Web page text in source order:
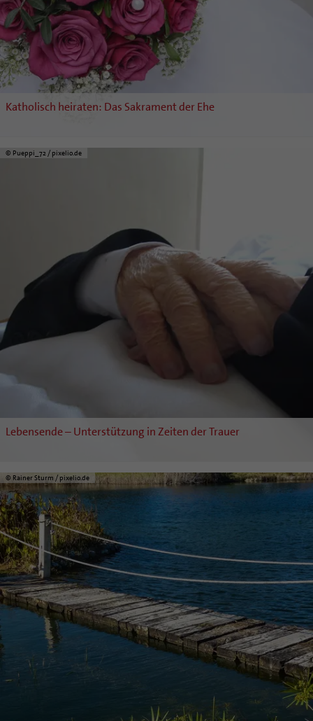
Katholisch heiraten: Das Sakrament der Ehe
© Pueppi_72 / pixelio.de
Lebensende – Unterstützung in Zeiten der Trauer
© Rainer Sturm / pixelio.de